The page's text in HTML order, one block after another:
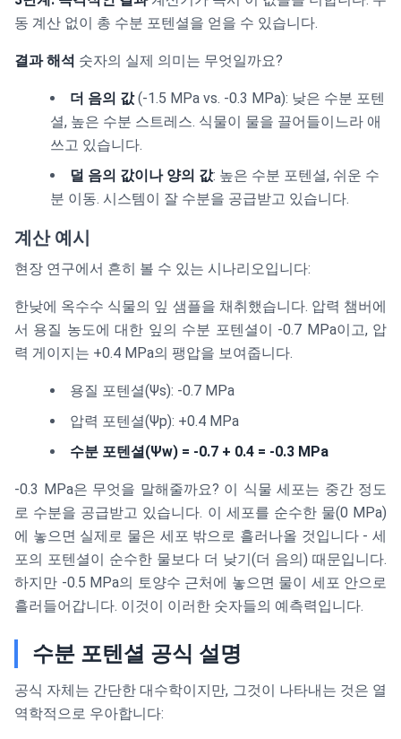
동 계산 없이 총 수분 포텐셜을 얻을 수 있습니다.
결과 해석 숫자의 실제 의미는 무엇일까요?
더 음의 값(-1.5 MPa vs. -0.3 MPa): 낮은 수분 포텐
셜, 높은 수분 스트레스. 식물이 물을 끌어들이느라 애
쓰고 있습니다.
덜 음의 값이나 양의 값: 높은 수분 포텐셜, 쉬운 수
분 이동. 시스템이 잘 수분을 공급받고 있습니다.
계산 예시
현장 연구에서 흔히 볼 수 있는 시나리오입니다:
한낮에 옥수수 식물의 잎 샘플을 채취했습니다. 압력 챔버에
서 용질 농도에 대한 잎의 수분 포텐셜이 -0.7 MPa이고, 압
력 게이지는 +0.4 MPa의 팽압을 보여줍니다.
용질 포텐셜(Ψs): -0.7 MPa
압력 포텐셜(Ψp): +0.4 MPa
수분 포텐셜(Ψw) = -0.7 + 0.4 = -0.3 MPa
-0.3 MPa은 무엇을 말해줄까요? 이 식물 세포는 중간 정도
로 수분을 공급받고 있습니다. 이 세포를 순수한 물(0 MPa)
에 놓으면 실제로 물은 세포 밖으로 흘러나올 것입니다 - 세
포의 포텐셜이 순수한 물보다 더 낮기(더 음의) 때문입니다.
하지만 -0.5 MPa의 토양수 근처에 놓으면 물이 세포 안으로
흘러들어갑니다. 이것이 이러한 숫자들의 예측력입니다.
수분 포텐셜 공식 설명
공식 자체는 간단한 대수학이지만, 그것이 나타내는 것은 열
역학적으로 우아합니다: